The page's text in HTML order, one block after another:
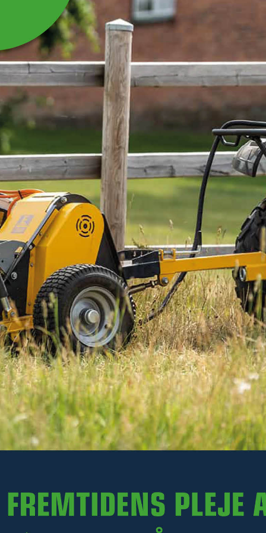
HÅNDTAG TIL
LØVSUGER
Håndtag til løvsuger 26-LVB600
Læs mere
386 kr
Ekskl. moms
På lager
- +
LÆG I KURV
Varenr. R27-LVB600.008